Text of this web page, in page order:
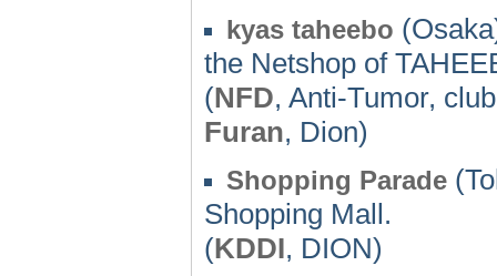
kyas taheebo
the Netshop of
(NFD, Anti-Tumor,
Furan, Dion)
Shopping Parade
Shopping Mall.
(KDDI, DION)